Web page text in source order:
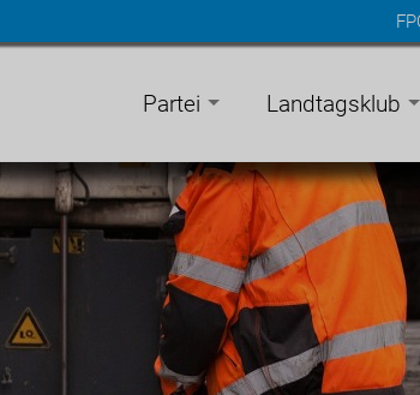
Partei Landtagsklub